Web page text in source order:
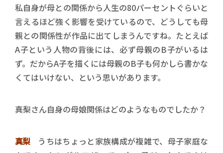
私自身が母との関係から人生の80パーセントぐらいと
言えるほど強く影響を受けているので、どうしても母
親との関係性が作品に出てしまうんですね。たとえば
A子という人物の背後には、必ず母親のB子がいるは
ず。だからA子を描くには母親のB子も何かしら書かな
くてはいけない、という思いがあります。
――真梨さん自身の母娘関係はどのようなものでしたか？
真梨うちはちょっと家族構成が複雑で、母子家庭な